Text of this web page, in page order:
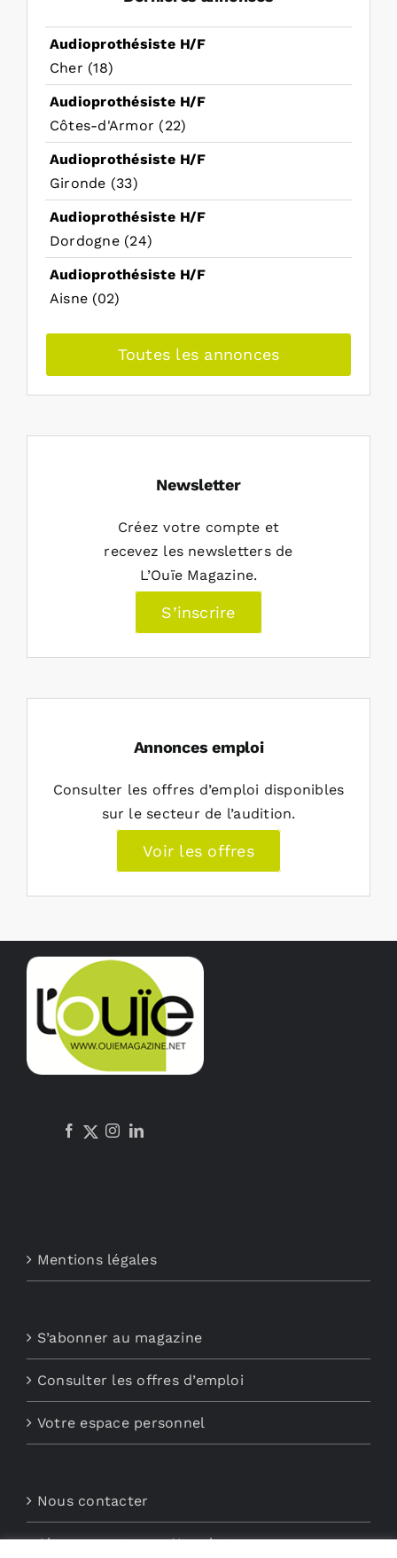
Audioprothésiste H/F
Cher (18)
Audioprothésiste H/F
Côtes-d'Armor (22)
Audioprothésiste H/F
Gironde (33)
Audioprothésiste H/F
Dordogne (24)
Audioprothésiste H/F
Aisne (02)
Toutes les annonces
Newsletter
Créez votre compte et
recevez les newsletters de
L’Ouïe Magazine.
S’inscrire
Annonces emploi
Consulter les offres d’emploi disponibles
sur le secteur de l’audition.
Voir les offres
Mentions légales
S’abonner au magazine
Consulter les offres d’emploi
Votre espace personnel
Nous contacter
Abonnements aux Newsletters